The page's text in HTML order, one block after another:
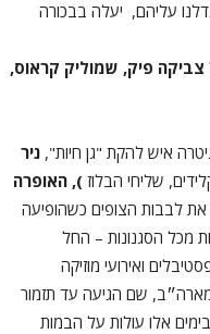
עליהם, יעלה בבכורה
צביקה פיק, שמוליק קראוס,
איש להקת "גן חיות", ניר
שליחי הבלוז ), האופרה
לבבות הצופים כשהופיעה
מכל הסגנונות – החל
ואירועי מוזיקה
מארה״ב, שם הגיעה עד תזמור
אלו עולות על הבמות